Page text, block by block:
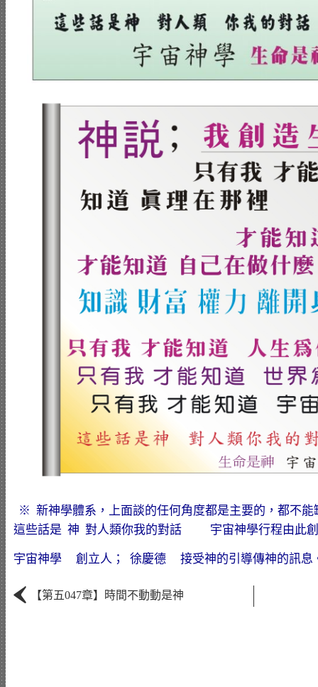
※ 新神學體系，上面談的任何角度都是主要的，都不能
這些話是 神 對人類你我的對話 宇宙神學行程由此創
宇宙神學 創立人； 徐慶德 接受神的引導傳神的訊息
‹ 【第五047章】時間不動動是神